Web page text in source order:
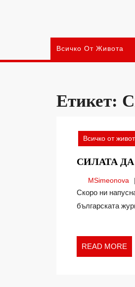
Всичко От Живота
Етикет:
Всичко от
СИЛАТА
MSimeonova
Скоро ни напусна един страхотен журналист и продуцент Весела Тотева. Голяма загуба за
българската
READ MORE